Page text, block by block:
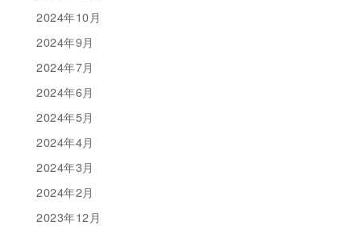
2024年10月
2024年9月
2024年7月
2024年6月
2024年5月
2024年4月
2024年3月
2024年2月
2023年12月